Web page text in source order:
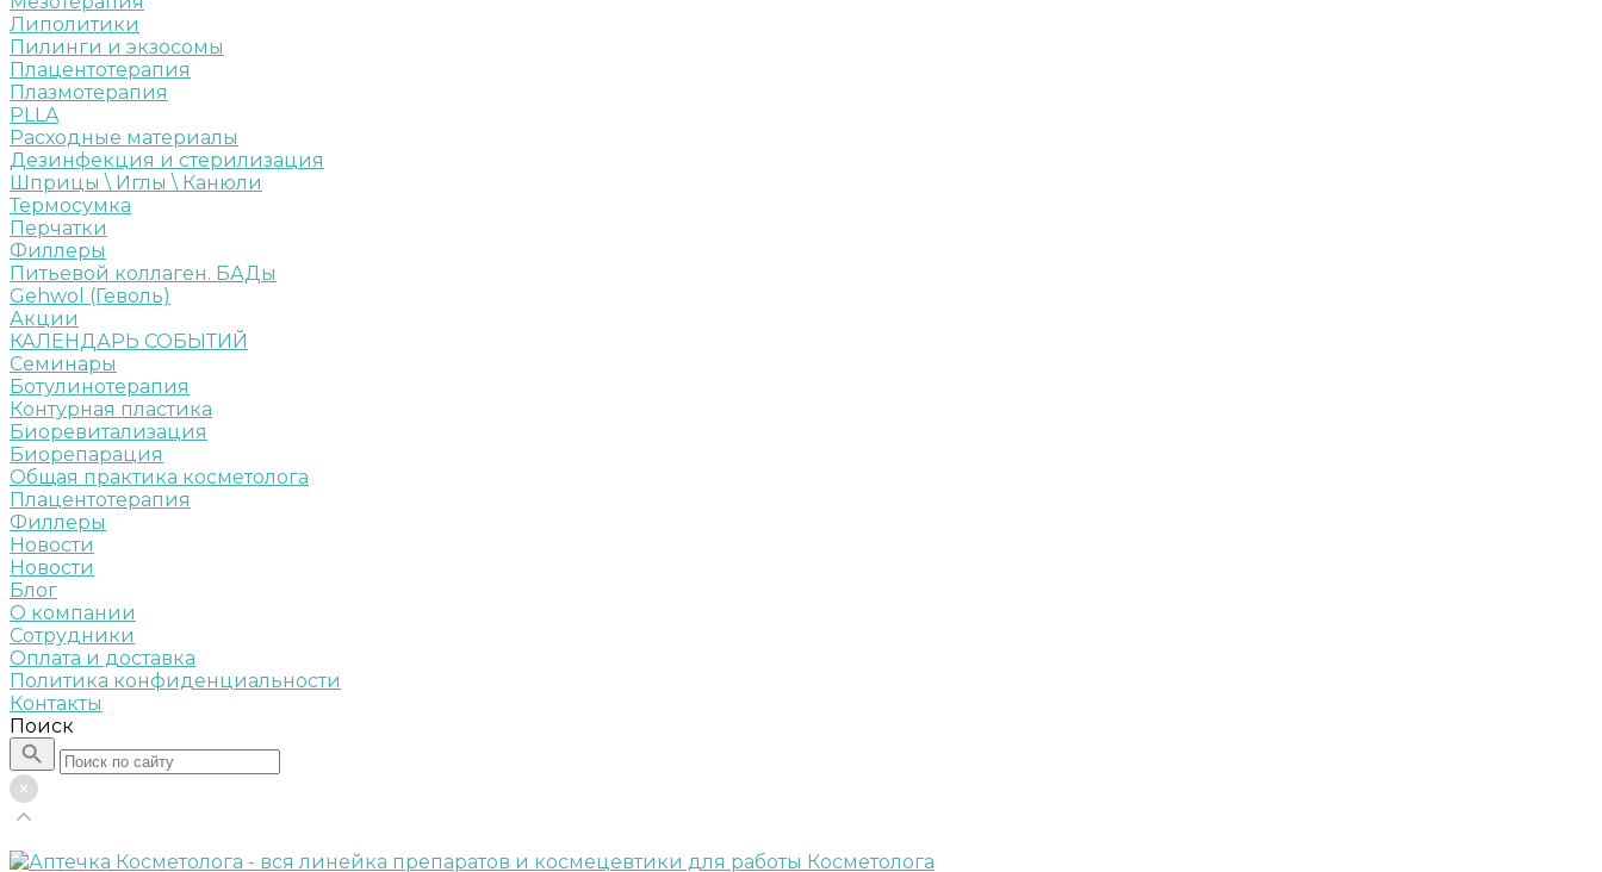
Липолитики
Пилинги и экзосомы
Плацентотерапия
Плазмотерапия
PLLA
Расходные материалы
Дезинфекция и стерилизация
Шприцы \ Иглы \ Канюли
Термосумка
Перчатки
Филлеры
Питьевой коллаген. БАДы
Gehwol (Геволь)
Акции
КАЛЕНДАРЬ СОБЫТИЙ
Семинары
Ботулинотерапия
Контурная пластика
Биоревитализация
Биорепарация
Общая практика косметолога
Плацентотерапия
Филлеры
Новости
Новости
Блог
О компании
Сотрудники
Оплата и доставка
Политика конфиденциальности
Контакты
Поиск